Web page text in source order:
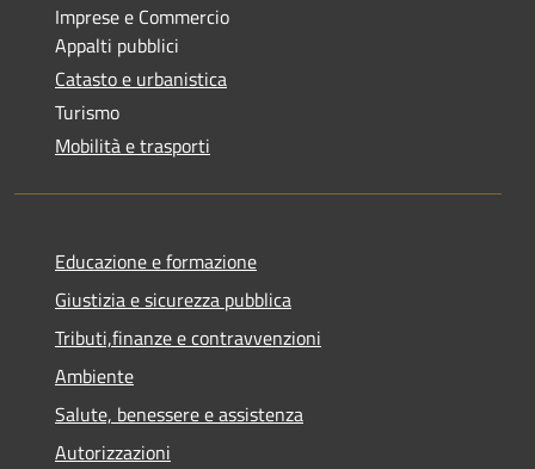
Imprese e Commercio
Appalti pubblici
Catasto e urbanistica
Turismo
Mobilità e trasporti
Educazione e formazione
Giustizia e sicurezza pubblica
Tributi,finanze e contravvenzioni
Ambiente
Salute, benessere e assistenza
Autorizzazioni